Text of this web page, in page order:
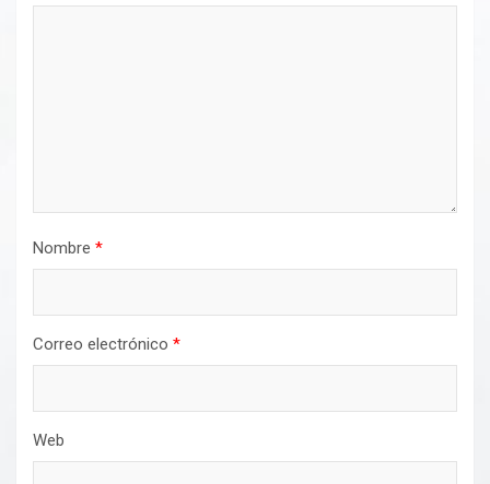
Nombre *
Correo electrónico *
Web